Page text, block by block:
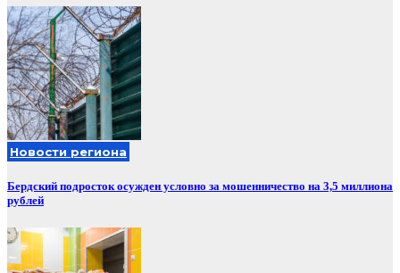
Новости региона
Бердский подросток осужден условно за мошенничество на 3,5 миллиона
рублей